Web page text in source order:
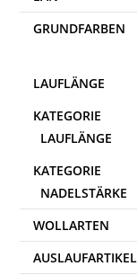
WOLLARTEN
AUSLAUFARTIKEL